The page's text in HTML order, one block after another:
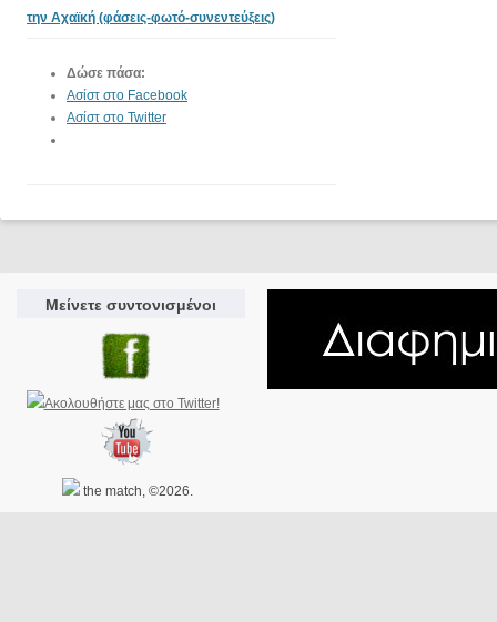
την Αχαϊκή (φάσεις-φωτό-συνεντεύξεις)
Δώσε πάσα:
Ασίστ στο Facebook
Ασίστ στο Twitter
Μείνετε συντονισμένοι
the match, ©2026.